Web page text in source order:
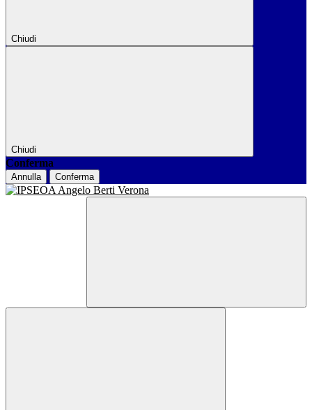
Chiudi
Chiudi
Conferma
Annulla Conferma